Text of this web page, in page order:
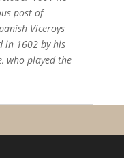
post of
Viceroys
in 1602 by his
who played the